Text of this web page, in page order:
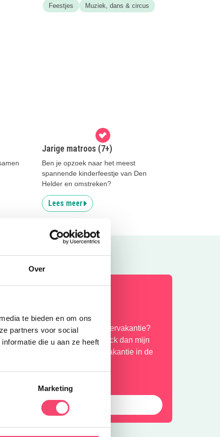
Over
te bieden en om ons
partners voor social
die u aan ze heeft
Marketing
Feestjes Muziek, dans & circus
Jarige matroos (7+)
Ben je opzoek naar het meest
spannende kinderfeestje van Den
Helder en omstreken?
Lees meer
jullie lekker van de zomervakantie?
wel! Mocht je je vervelen, check dan mijn
uitjes voor deze zomervakantie in de
Laat die zomer maar komen!